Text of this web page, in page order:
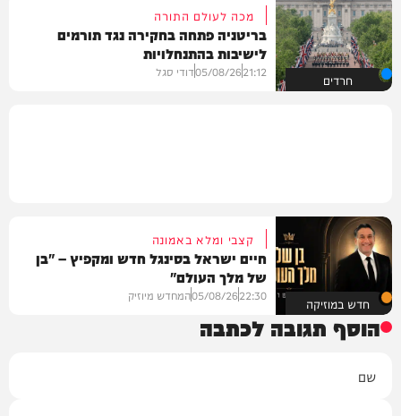
חרדים
מכה לעולם התורה
בריטניה פתחה בחקירה נגד תורמים
לישיבות בהתנחלויות
21:12
05/08/26דודי סגל
חדש במוזיקה
קצבי ומלא באמונה
חיים ישראל בסינגל חדש ומקפיץ – "בן
של מלך העולם"
22:30
05/08/26המחדש מיוזיק
הוסף תגובה לכתבה